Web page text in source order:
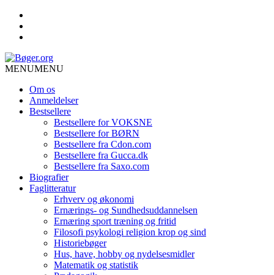
MENUMENU
Om os
Anmeldelser
Bestsellere
Bestsellere for VOKSNE
Bestsellere for BØRN
Bestsellere fra Cdon.com
Bestsellere fra Gucca.dk
Bestsellere fra Saxo.com
Biografier
Faglitteratur
Erhverv og økonomi
Ernærings- og Sundhedsuddannelsen
Ernæring sport træning og fritid
Filosofi psykologi religion krop og sind
Historiebøger
Hus, have, hobby og nydelsesmidler
Matematik og statistik